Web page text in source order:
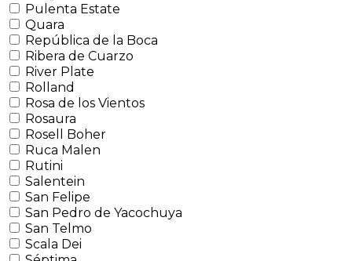
Pulenta Estate
Quara
República de la Boca
Ribera de Cuarzo
River Plate
Rolland
Rosa de los Vientos
Rosaura
Rosell Boher
Ruca Malen
Rutini
Salentein
San Felipe
San Pedro de Yacochuya
San Telmo
Scala Dei